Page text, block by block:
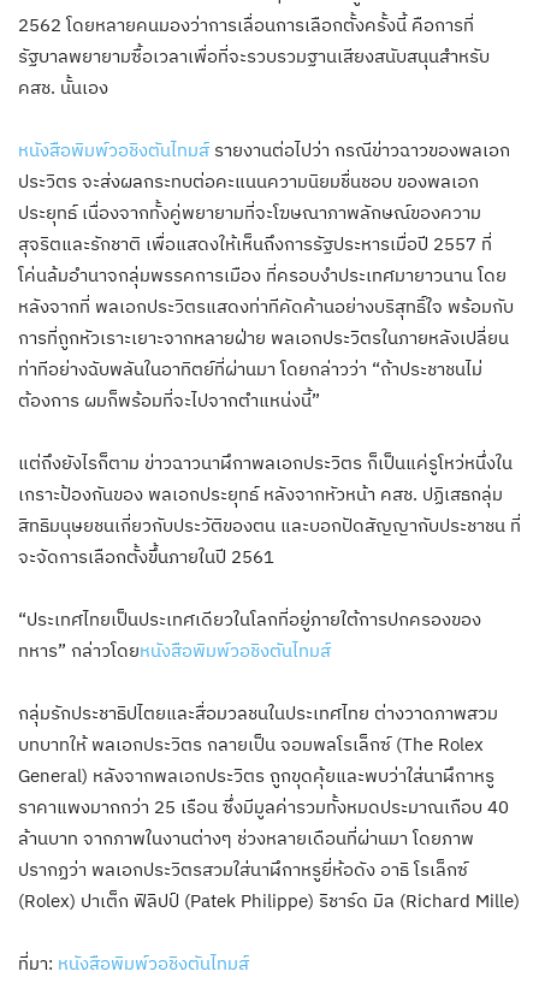
2562 โดยหลายคนมองว่าการเลื่อนการเลือกตั้งครั้งนี้ คือการที่
รัฐบาลพยายามซื้อเวลาเพื่อที่จะรวบรวมฐานเสียงสนับสนุนสำหรับ
คสช. นั้นเอง
หนังสือพิมพ์วอชิงตันไทมส์รายงานต่อไปว่า กรณีข่าวฉาวของพลเอก
ประวิตร จะส่งผลกระทบต่อคะแนนความนิยมชื่นชอบ ของพลเอก
ประยุทธ์ เนื่องจากทั้งคู่พยายามที่จะโฆษณาภาพลักษณ์ของความ
สุจริตและรักชาติ เพื่อแสดงให้เห็นถึงการรัฐประหารเมื่อปี 2557 ที่
โค่นล้มอำนาจกลุ่มพรรคการเมือง ที่ครอบงำประเทศมายาวนาน โดย
หลังจากที่ พลเอกประวิตรแสดงท่าทีคัดค้านอย่างบริสุทธิ์ใจ พร้อมกับ
การที่ถูกหัวเราะเยาะจากหลายฝ่าย พลเอกประวิตรในภายหลังเปลี่ยน
ท่าทีอย่างฉับพลันในอาทิตย์ที่ผ่านมา โดยกล่าวว่า “ถ้าประชาชนไม่
ต้องการ ผมก็พร้อมที่จะไปจากตำแหน่งนี้”
แต่ถึงยังไรก็ตาม ข่าวฉาวนาฬึกาพลเอกประวิตร ก็เป็นแค่รูโหว่หนึ่งใน
เกราะป้องกันของ พลเอกประยุทธ์ หลังจากหัวหน้า คสช. ปฏิเสธกลุ่ม
สิทธิมนุษยชนเกี่ยวกับประวัติของตน และบอกปัดสัญญากับประชาชน ที่
จะจัดการเลือกตั้งขึ้นภายในปี 2561
“ประเทศไทยเป็นประเทศเดียวในโลกที่อยู่ภายใต้การปกครองของ
ทหาร” กล่าวโดยหนังสือพิมพ์วอชิงตันไทมส์
กลุ่มรักประชาธิปไตยและสื่อมวลชนในประเทศไทย ต่างวาดภาพสวม
บทบาทให้ พลเอกประวิตร กลายเป็น จอมพลโรเล็กซ์ (The Rolex
General) หลังจากพลเอกประวิตร ถูกขุดคุ้ยและพบว่าใส่นาฬึกาหรู
ราคาแพงมากกว่า 25 เรือน ซึ่งมีมูลค่ารวมทั้งหมดประมาณเกือบ 40
ล้านบาท จากภาพในงานต่างๆ ช่วงหลายเดือนที่ผ่านมา โดยภาพ
ปรากฏว่า พลเอกประวิตรสวมใส่นาฬึกาหรูยี่ห้อดัง อาธิ โรเล็กซ์
(Rolex) ปาเต็ก ฟิลิปป์ (Patek Philippe) ริชาร์ด มิล (Richard Mille)
ที่มา: หนังสือพิมพ์วอชิงตันไทมส์